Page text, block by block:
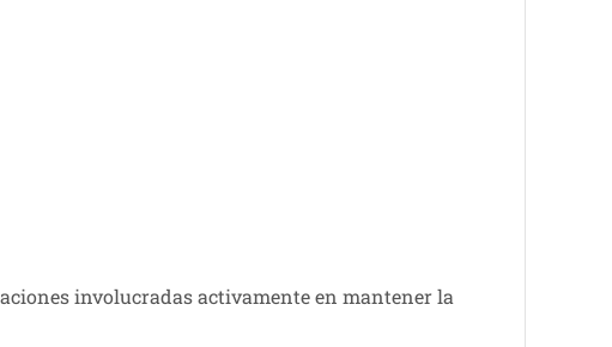
involucradas activamente en mantener la